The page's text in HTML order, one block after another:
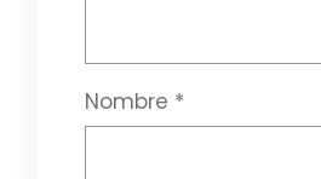
Nombre *